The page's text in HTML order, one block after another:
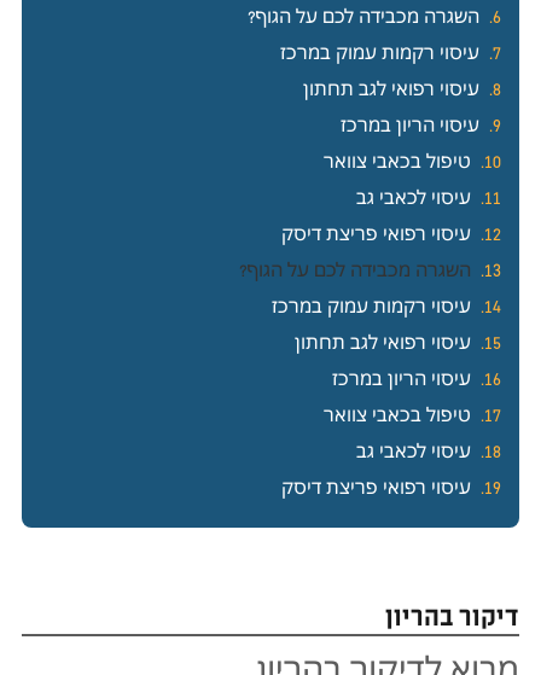
דיקור בהריון
השגרה מכבידה לכם על הגוף?
עיסוי רקמות עמוק במרכז
עיסוי רפואי לגב תחתון
עיסוי הריון במרכז
טיפול בכאבי צוואר
עיסוי לכאבי גב
עיסוי רפואי פריצת דיסק
השגרה מכבידה לכם על הגוף?
עיסוי רקמות עמוק במרכז
עיסוי רפואי לגב תחתון
עיסוי הריון במרכז
טיפול בכאבי צוואר
עיסוי לכאבי גב
עיסוי רפואי פריצת דיסק